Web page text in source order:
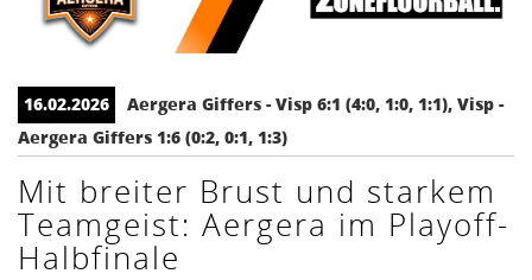
▼
▼
16.02.2026
Aergera Giffers - Visp 6:1 (4:0, 1:0, 1:1), Visp -
Aergera Giffers 1:6 (0:2, 0:1, 1:3)
Mit breiter Brust und starkem
Teamgeist: Aergera im Playoff-
Halbfinale